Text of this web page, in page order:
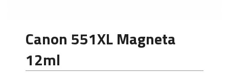
Canon 551XL Magneta
12ml